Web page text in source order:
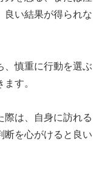
良い結果が得られな
、慎重に行動を選ぶ
す。
際は、自身に訪れる
断を心がけると良い